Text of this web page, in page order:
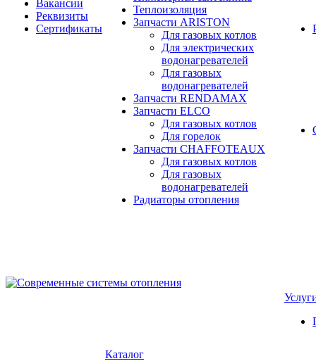
Вакансии
Реквизиты
Сертификаты
Теплоизоляция
Запчасти ARISTON
Для газовых котлов
Для электрических
водонагревателей
Для газовых
водонагревателей
Запчасти RENDAMAX
Запчасти ELCO
Для газовых котлов
Для горелок
Запчасти CHAFFOTEAUX
Для газовых котлов
Для газовых
водонагревателей
Радиаторы отопления
Каталог